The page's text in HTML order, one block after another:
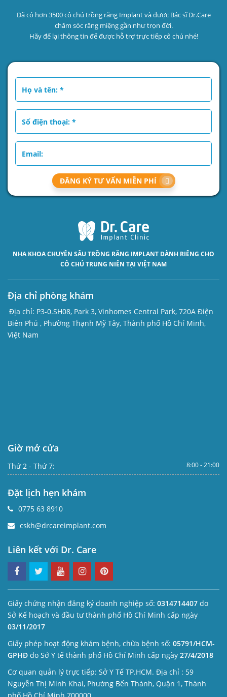
Đã có hơn 3500 cô chú trồng răng Implant và được Bác sĩ Dr.Care
chăm sóc răng miệng gần như trọn đời.
Hãy để lại thông tin để được hỗ trợ trực tiếp cô chú nhé!
ĐĂNG KÝ TƯ VẤN MIỄN PHÍ
NHA KHOA CHUYÊN SÂU TRỒNG RĂNG IMPLANT DÀNH RIÊNG CHO
CÔ CHÚ TRUNG NIÊN TẠI VIỆT NAM
Địa chỉ phòng khám
Địa chỉ: P3-0.SH08, Park 3, Vinhomes Central Park, 720A Điện
Biên Phủ , Phường Thạnh Mỹ Tây, Thành phố Hồ Chí Minh,
Việt Nam
Giờ mở cửa
Thứ 2 - Thứ 7: 8:00 - 21:00
Đặt lịch hẹn khám
0775 63 8910
cskh@drcareimplant.com
Liên kết với Dr. Care
Giấy chứng nhận đăng ký doanh nghiệp số: 0314714407 do
Sở Kế hoạch và đầu tư thành phố Hồ Chí Minh cấp ngày
03/11/2017
Giấy phép hoạt động khám bệnh, chữa bệnh số: 05791/HCM-
GPHĐ do Sở Y tế thành phố Hồ Chí Minh cấp ngày 27/4/2018
Cơ quan quản lý trực tiếp: Sở Y Tế TP.HCM. Địa chỉ : 59
Nguyễn Thị Minh Khai, Phường Bến Thành, Quận 1, Thành